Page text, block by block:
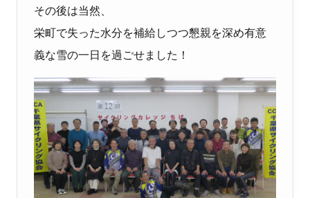
その後は当然、
栄町で失った水分を補給しつつ懇親を深め有意
義な雪の一日を過ごせました！